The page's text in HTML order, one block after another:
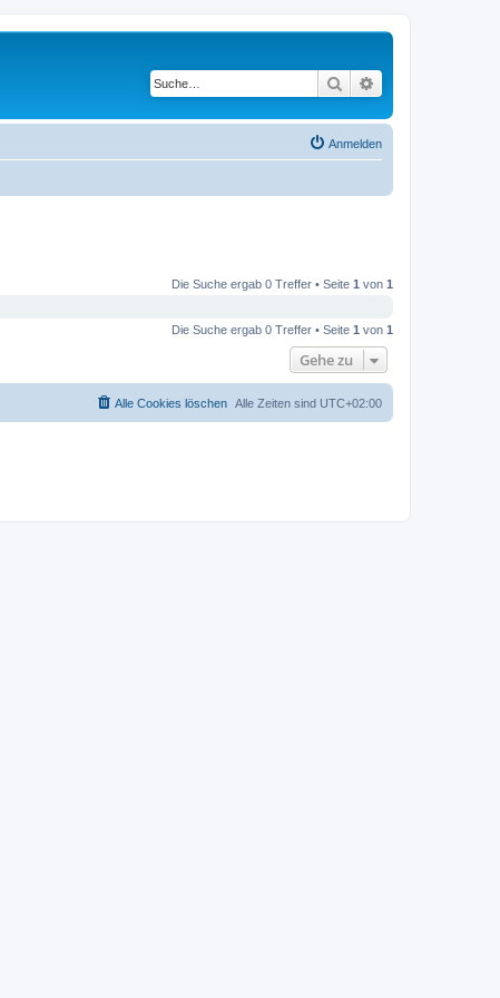
Suche
Anmelden
Die Suche ergab 0 Treffer • Seite 1 von 1
Die Suche ergab 0 Treffer • Seite 1 von 1
Gehe zu
Alle Zeiten sind UTC+02:00
Alle Cookies löschen